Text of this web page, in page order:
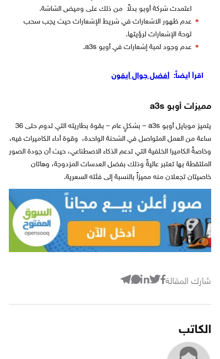
اعتمدت شركة أوبو بدلاً من ذلك على وميض الشاشة.
عدم ظهور الاشعارات في شريط الإشعارات حيث يجب سحب
لوحة الإشعارات لرؤيتها.
عدم وجود لمبة إشعارات في أوبو a3s.
اقرأ أيضاً: أفضل جوال أيفون
مميزات أوبو a3s
يتميز موبايل أوبو a3s – بشكلٍ عام – بقوة بطاريته التي تدوم حتى 36
ساعة من العمل المتواصل في الشحنة الواحدة، وقوة أداء الكاميرات فيه،
وخاصةً الكاميرا الخلفية التي تدعم الذكاء الاصطناعي، حيث أن جودة الصور
الملتقطة بها تعتبر عاليةً وذلك بفضل العدسات المزدوجة، وهاتان
خاصيتان تجعلان منه مميزاً بالنسبة إلى فئته السعرية.
شارك المقالة
الكاتب